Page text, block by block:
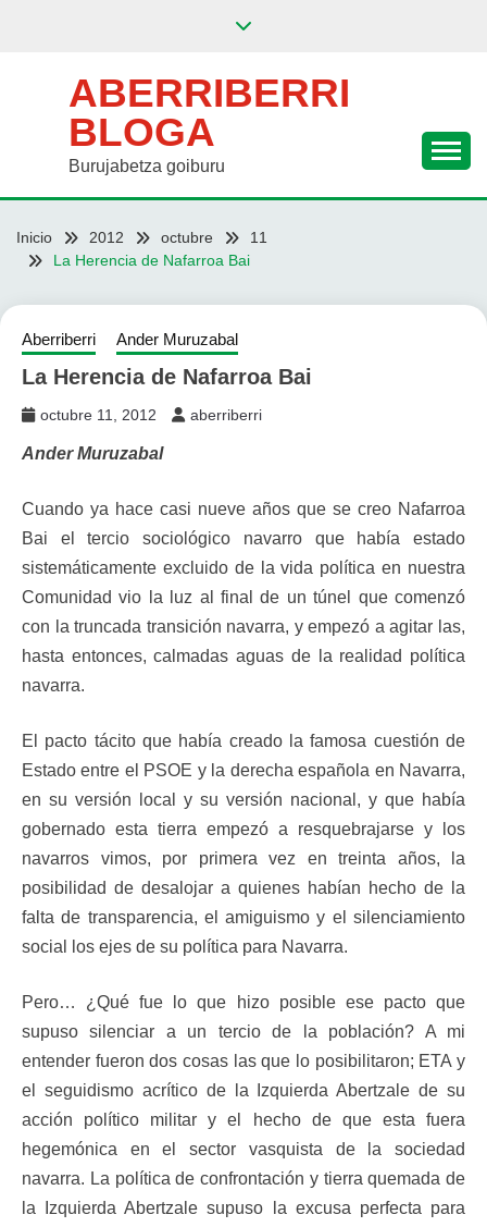
ABERRIBERRI
BLOGA
Burujabetza goiburu
Inicio 2012 octubre
11
La Herencia de Nafarroa Bai
Aberriberri Ander Muruzabal
La Herencia de Nafarroa Bai
octubre 11, 2012 aberriberri
Ander Muruzabal
Cuando ya hace casi nueve años que se creo Nafarroa
Bai el tercio sociológico navarro que había estado
sistemáticamente excluido de la vida política en nuestra
Comunidad vio la luz al final de un túnel que comenzó
con la truncada transición navarra, y empezó a agitar las,
hasta entonces, calmadas aguas de la realidad política
navarra.
El pacto tácito que había creado la famosa cuestión de
Estado entre el PSOE y la derecha española en Navarra,
en su versión local y su versión nacional, y que había
gobernado esta tierra empezó a resquebrajarse y los
navarros vimos, por primera vez en treinta años, la
posibilidad de desalojar a quienes habían hecho de la
falta de transparencia, el amiguismo y el silenciamiento
social los ejes de su política para Navarra.
Pero… ¿Qué fue lo que hizo posible ese pacto que
supuso silenciar a un tercio de la población? A mi
entender fueron dos cosas las que lo posibilitaron; ETA y
el seguidismo acrítico de la Izquierda Abertzale de su
acción político militar y el hecho de que esta fuera
hegemónica en el sector vasquista de la sociedad
navarra. La política de confrontación y tierra quemada de
la Izquierda Abertzale supuso la excusa perfecta para